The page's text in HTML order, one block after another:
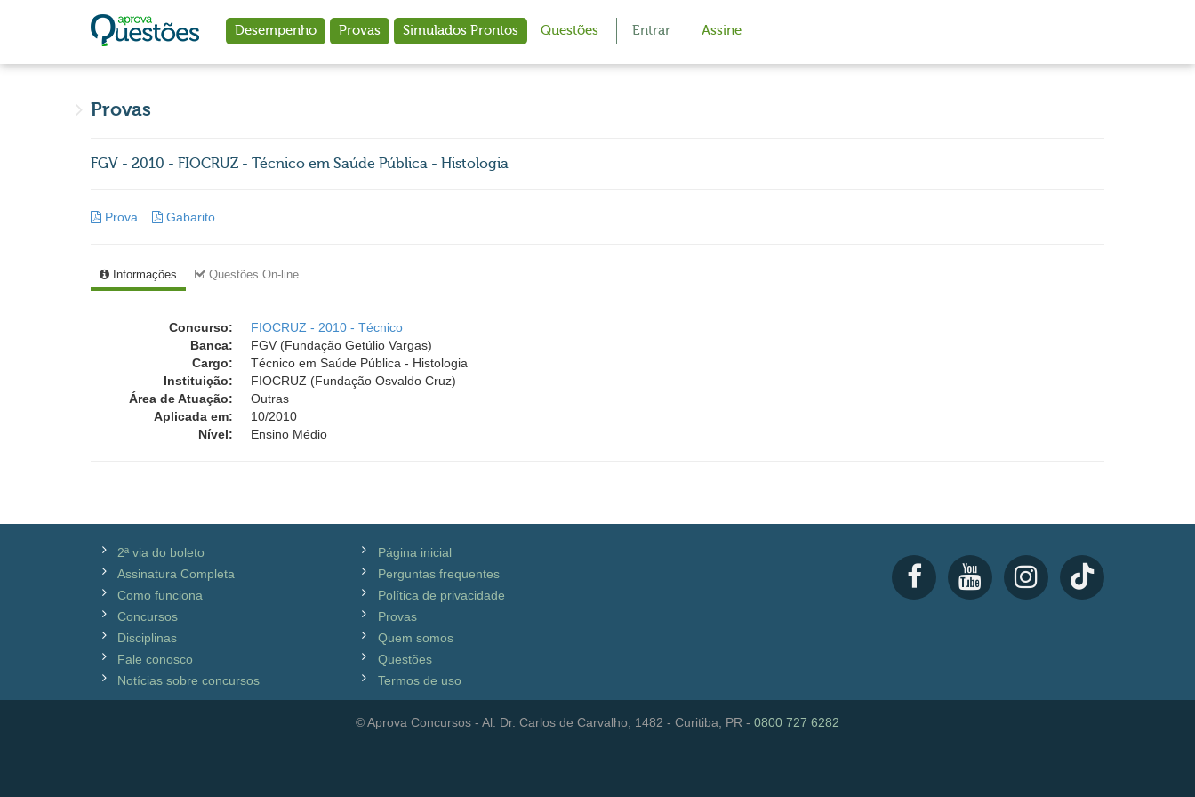
Desempenho Provas Simulados Prontos Questões Entrar Assine
Provas
FGV - 2010 - FIOCRUZ - Técnico em Saúde Pública - Histologia
Prova Gabarito
Informações Questões On-line
Concurso:
FIOCRUZ - 2010 - Técnico
Banca:
FGV (Fundação Getúlio Vargas)
Cargo:
Técnico em Saúde Pública - Histologia
Instituição:
FIOCRUZ (Fundação Osvaldo Cruz)
Área de Atuação:
Outras
Aplicada em:
10/2010
Nível:
Ensino Médio
2ª via do boleto
Assinatura Completa
Como funciona
Concursos
Disciplinas
Fale conosco
Notícias sobre concursos
Página inicial
Perguntas frequentes
Política de privacidade
Provas
Quem somos
Questões
Termos de uso
© Aprova Concursos - Al. Dr. Carlos de Carvalho, 1482 - Curitiba, PR - 0800 727 6282